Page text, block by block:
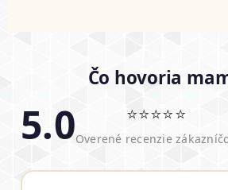
Čo hovoria
5.0 ⭐⭐⭐⭐⭐
Overené recenzie